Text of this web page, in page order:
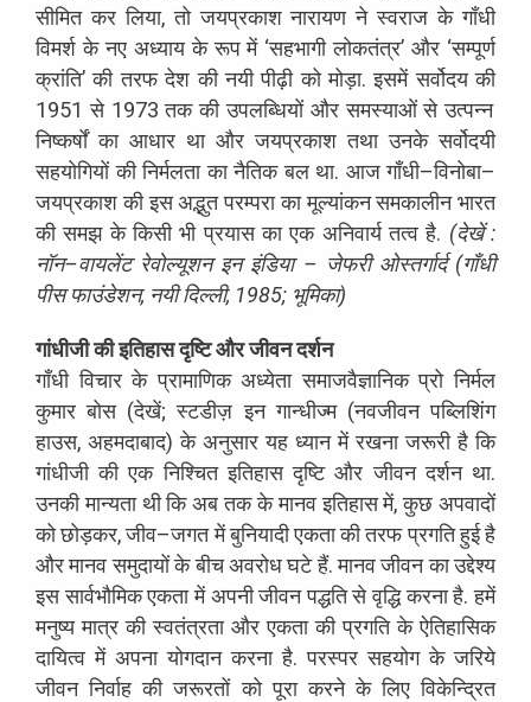
सीमित कर लिया,तो जयप्रकाश नारायण ने स्वराज के गाँधी
विमर्श के नए अध्याय के रूप में ‘सहभागी लोकतंत्र’ और ‘सम्पूर्ण
क्रांति’ की तरफ देश की नयी पीढ़ी को मोड़ा.इसमें सर्वोदय की
1951से1973तक की उपलब्धियों और समस्याओं से उत्पन्न
निष्कर्षों का आधार था और जयप्रकाश तथा उनके सर्वोदयी
सहयोगियों की निर्मलता का नैतिक बल था. आज गाँधी–विनोबा–
जयप्रकाश की इस अद्भुत परम्परा का मूल्यांकन समकालीन भारत
की समझ के किसी भी प्रयास का एक अनिवार्य तत्व है. (देखें:
नॉन–वायलेंट रेवोल्यूशन इन इंडिया – जेफरी ओस्तर्गार्द(गाँधी
पीस फाउंडेशन, नयी दिल्ली, 1985; भूमिका)
गांधीजीकीइतिहासदृष्टिऔरजीवनदर्शन
गाँधी विचार के प्रामाणिक अध्येता समाजवैज्ञानिक प्रो निर्मल
कुमार बोस(देखें;स्टडीज़ इन गान्धीज्म(नवजीवन पब्लिशिंग
हाउस, अहमदाबाद)के अनुसार यह ध्यान में रखना जरूरी है कि
गांधीजी की एक निश्चित इतिहास दृष्टि और जीवन दर्शन था.
उनकी मान्यता थी कि अब तक के मानव इतिहास में,कुछ अपवादों
को छोड़कर,जीव–जगत में बुनियादी एकता की तरफ प्रगति हुई है
और मानव समुदायों के बीच अवरोध घटे हैं.मानव जीवन का उद्देश्य
इस सार्वभौमिक एकता में अपनी जीवन पद्धति से वृद्धि करना है.हमें
मनुष्य मात्र की स्वतंत्रता और एकता की प्रगति के ऐतिहासिक
दायित्व में अपना योगदान करना है.परस्पर सहयोग के जरिये
जीवन निर्वाह की जरूरतों को पूरा करने के लिए विकेन्द्रित